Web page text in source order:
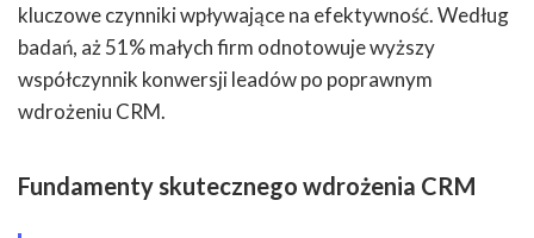
kluczowe czynniki wpływające na efektywność. Według
badań, aż 51% małych firm odnotowuje wyższy
współczynnik konwersji leadów po poprawnym
wdrożeniu CRM.
Fundamenty skutecznego wdrożenia CRM